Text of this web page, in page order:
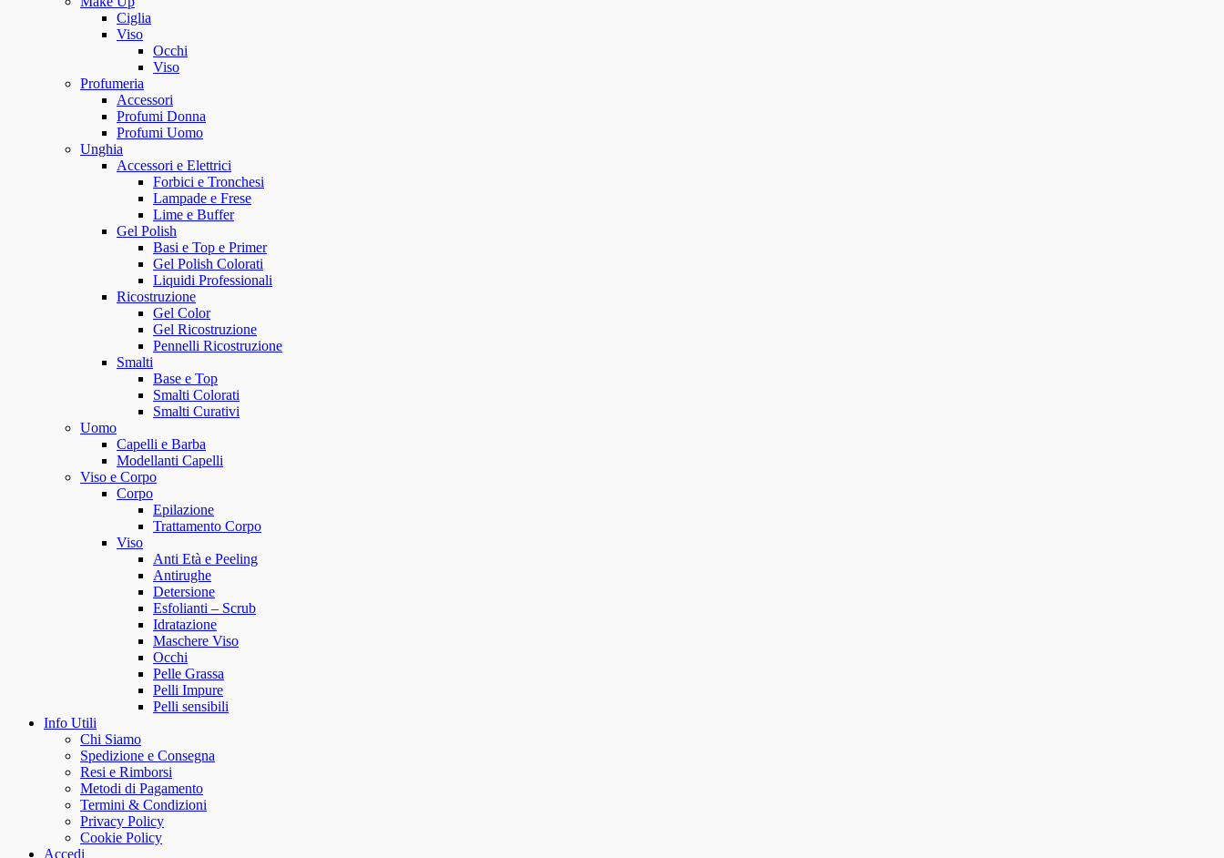
Ciglia
Viso
Occhi
Viso
Profumeria
Accessori
Profumi Donna
Profumi Uomo
Unghia
Accessori e Elettrici
Forbici e Tronchesi
Lampade e Frese
Lime e Buffer
Gel Polish
Basi e Top e Primer
Gel Polish Colorati
Liquidi Professionali
Ricostruzione
Gel Color
Gel Ricostruzione
Pennelli Ricostruzione
Smalti
Base e Top
Smalti Colorati
Smalti Curativi
Uomo
Capelli e Barba
Modellanti Capelli
Viso e Corpo
Corpo
Epilazione
Trattamento Corpo
Viso
Anti Età e Peeling
Antirughe
Detersione
Esfolianti – Scrub
Idratazione
Maschere Viso
Occhi
Pelle Grassa
Pelli Impure
Pelli sensibili
Info Utili
Chi Siamo
Spedizione e Consegna
Resi e Rimborsi
Metodi di Pagamento
Termini & Condizioni
Privacy Policy
Cookie Policy
Accedi